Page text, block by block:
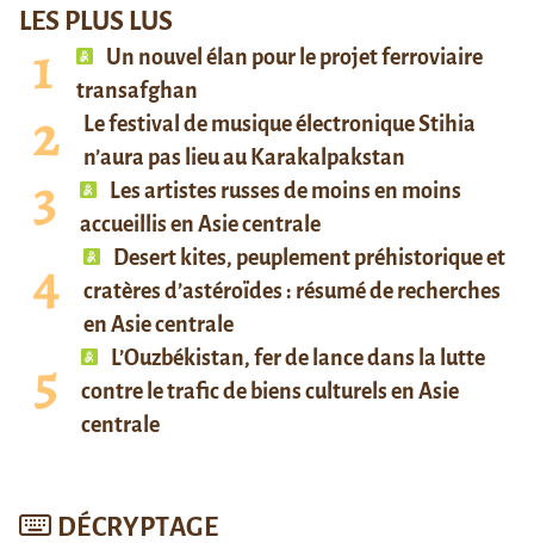
LES PLUS LUS
Un nouvel élan pour le projet ferroviaire
transafghan
Le festival de musique électronique Stihia
n’aura pas lieu au Karakalpakstan
Les artistes russes de moins en moins
accueillis en Asie centrale
Desert kites, peuplement préhistorique et
cratères d’astéroïdes : résumé de recherches
en Asie centrale
L’Ouzbékistan, fer de lance dans la lutte
contre le trafic de biens culturels en Asie
centrale
DÉCRYPTAGE